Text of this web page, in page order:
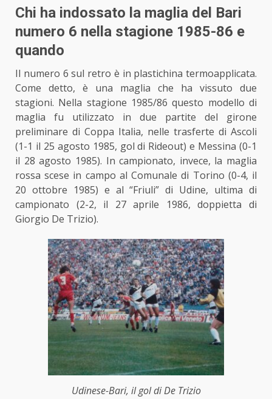
Chi ha indossato la maglia del Bari
numero 6 nella stagione 1985-86 e
quando
Il numero 6 sul retro è in plastichina termoapplicata.
Come detto, è una maglia che ha vissuto due
stagioni. Nella stagione 1985/86 questo modello di
maglia fu utilizzato in due partite del girone
preliminare di Coppa Italia, nelle trasferte di Ascoli
(1-1 il 25 agosto 1985, gol di Rideout) e Messina (0-1
il 28 agosto 1985). In campionato, invece, la maglia
rossa scese in campo al Comunale di Torino (0-4, il
20 ottobre 1985) e al “Friuli” di Udine, ultima di
campionato (2-2, il 27 aprile 1986, doppietta di
Giorgio De Trizio).
Udinese-Bari, il gol di De Trizio